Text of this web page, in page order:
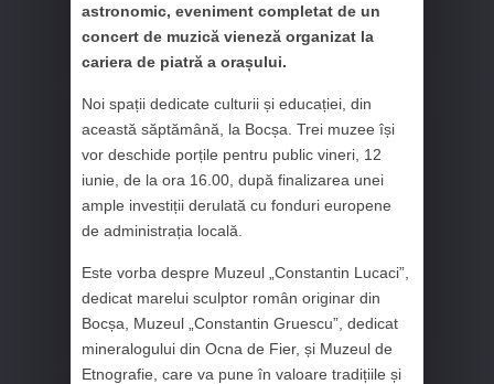
astronomic, eveniment completat de un
concert de muzică vieneză organizat la
cariera de piatră a orașului.
Noi spații dedicate culturii și educației, din
această săptămână, la Bocșa. Trei muzee își
vor deschide porțile pentru public vineri, 12
iunie, de la ora 16.00, după finalizarea unei
ample investiții derulată cu fonduri europene
de administrația locală.
Este vorba despre Muzeul „Constantin Lucaci”,
dedicat marelui sculptor român originar din
Bocșa, Muzeul „Constantin Gruescu”, dedicat
mineralogului din Ocna de Fier, și Muzeul de
Etnografie, care va pune în valoare tradițiile și